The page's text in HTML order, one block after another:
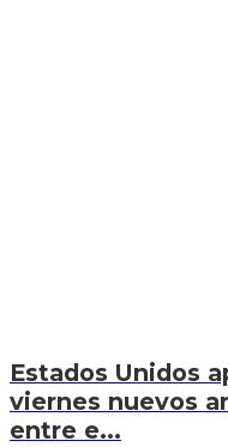
Estados Unidos
viernes nuevos
entre e...